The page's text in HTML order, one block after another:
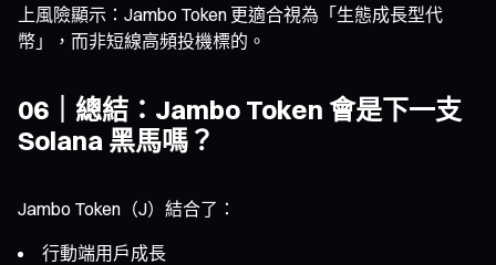
上風險顯示：Jambo Token 更適合視為「生態成長型代
幣」，而非短線高頻投機標的。
06｜總結：Jambo Token 會是下一支
Solana 黑馬嗎？
Jambo Token（J）結合了：
行動端用戶成長